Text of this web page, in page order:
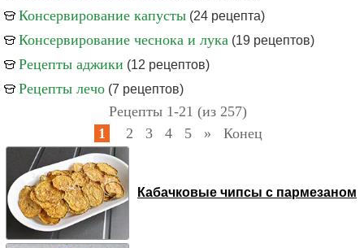
Консервирование капусты (24 рецепта)
Консервирование чеснока и лука (19 рецептов)
Рецепты аджики (12 рецептов)
Рецепты лечо (7 рецептов)
Рецепты 1-21 (из 257)
1
2 3 4 5 » Конец
Кабачковые чипсы с пармезаном